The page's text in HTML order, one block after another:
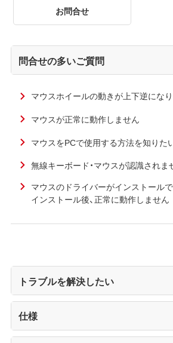
お問合せ
問合せの多いご質問
マウスホイールの動きが上下逆にな
マウスが正常に動作しません
マウスをPCで使用する方法を知りた
無線キーボード・マウスが認識され
マウスのドライバーがインストール
インストール後、正常に動作しません
トラブルを解決したい
仕様